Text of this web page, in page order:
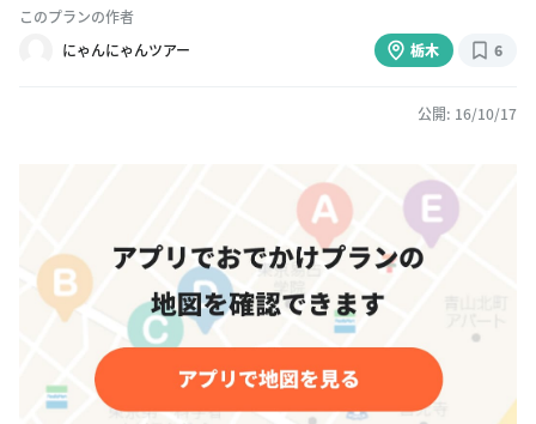
このプランの作者
にゃんにゃんツアー
栃木 6
公開: 16/10/17